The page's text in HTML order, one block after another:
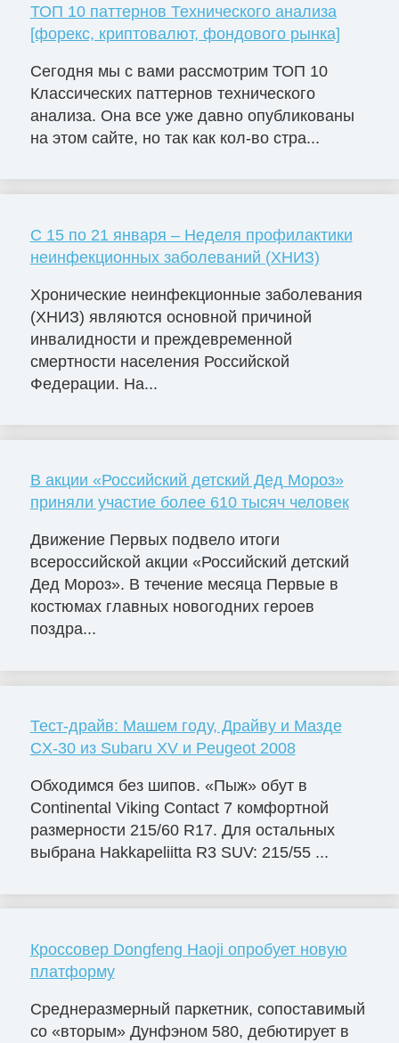
ТОП 10 паттернов Технического анализа
[форекс, криптовалют, фондового рынка]
Сегодня мы с вами рассмотрим ТОП 10
Классических паттернов технического
анализа. Она все уже давно опубликованы
на этом сайте, но так как кол-во стра...
С 15 по 21 января – Неделя профилактики
неинфекционных заболеваний (ХНИЗ)
Хронические неинфекционные заболевания
(ХНИЗ) являются основной причиной
инвалидности и преждевременной
смертности населения Российской
Федерации. На...
В акции «Российский детский Дед Мороз»
приняли участие более 610 тысяч человек
Движение Первых подвело итоги
всероссийской акции «Российский детский
Дед Мороз». В течение месяца Первые в
костюмах главных новогодних героев
поздра...
Тест-драйв: Машем году, Драйву и Мазде
CX-30 из Subaru XV и Peugeot 2008
Обходимся без шипов. «Пыж» обут в
Continental Viking Contact 7 комфортной
размерности 215/60 R17. Для остальных
выбрана Hakkapeliitta R3 SUV: 215/55 ...
Кроссовер Dongfeng Haoji опробует новую
платформу
Среднеразмерный паркетник, сопоставимый
со «вторым» Дунфэном 580, дебютирует в